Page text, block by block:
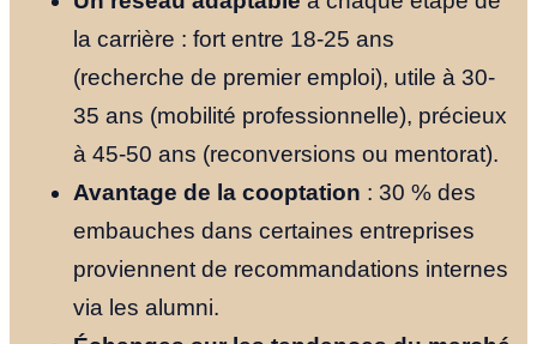
la carrière : fort entre 18-25 ans
(recherche de premier emploi), utile à 30-
35 ans (mobilité professionnelle), précieux
à 45-50 ans (reconversions ou mentorat).
Avantage de la cooptation : 30 % des
embauches dans certaines entreprises
proviennent de recommandations internes
via les alumni.